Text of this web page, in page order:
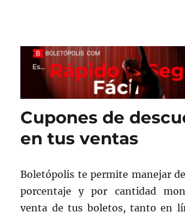
Cupones de
en tus ventas
Boletópolis te permite manejar
porcentaje y por cantidad
venta de tus boletos, tanto en